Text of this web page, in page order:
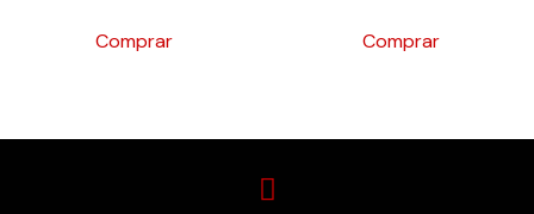
Comprar Comprar